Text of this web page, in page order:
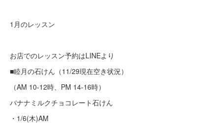
1月のレッスン
お店でのレッスン予約はLINEより
■睦月の石けん（11/29現在空き状況）
（AM 10-12時、PM 14-16時）
バナナミルクチョコレート石けん
・1/6(木)AM